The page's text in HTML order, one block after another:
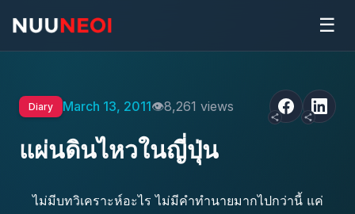
☰
Diary March 13, 2011 8,261 views
แผ่นดินไหวในญี่ปุ่น
ไม่มีบทวิเคราะห์อะไร ไม่มีคำทำนายมากไปกว่านี้ แค่